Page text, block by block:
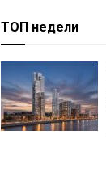
ТОП недели